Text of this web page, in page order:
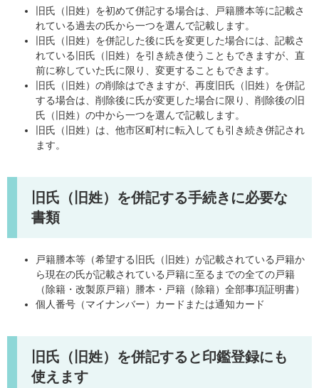
旧氏（旧姓）を初めて併記する場合は、戸籍謄本等に記載さ
れている過去の氏から一つを選んで記載します。
旧氏（旧姓）を併記した後に氏を変更した場合には、記載さ
れている旧氏（旧姓）を引き続き使うこともできますが、直
前に称していた氏に限り、変更することもできます。
旧氏（旧姓）の削除はできますが、再度旧氏（旧姓）を併記
する場合は、削除後に氏が変更した場合に限り、削除後の旧
氏（旧姓）の中から一つを選んで記載します。
旧氏（旧姓）は、他市区町村に転入しても引き続き併記され
ます。
旧氏（旧姓）を併記する手続きに必要な
書類
戸籍謄本等（希望する旧氏（旧姓）が記載されている戸籍か
ら現在の氏が記載されている戸籍に至るまでの全ての戸籍
（除籍・改製原戸籍）謄本・戸籍（除籍）全部事項証明書）
個人番号（マイナンバー）カードまたは通知カード
旧氏（旧姓）を併記すると印鑑登録にも
使えます